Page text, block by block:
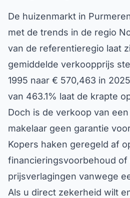
De huizenmarkt in
met de trends in de regio
van de referentieregio laat
gemiddelde verkoopprijs
1995 naar € 570,463 in
van 463.1% laat de krapte
Doch is de verkoop van
makelaar geen garantie
Kopers haken geregeld af
financieringsvoorbehoud of
prijsverlagingen vanwege
Als u direct zekerheid wilt